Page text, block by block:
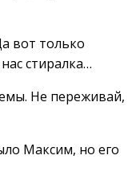
вот только
стиралка…
Не переживай,
Максим, но его